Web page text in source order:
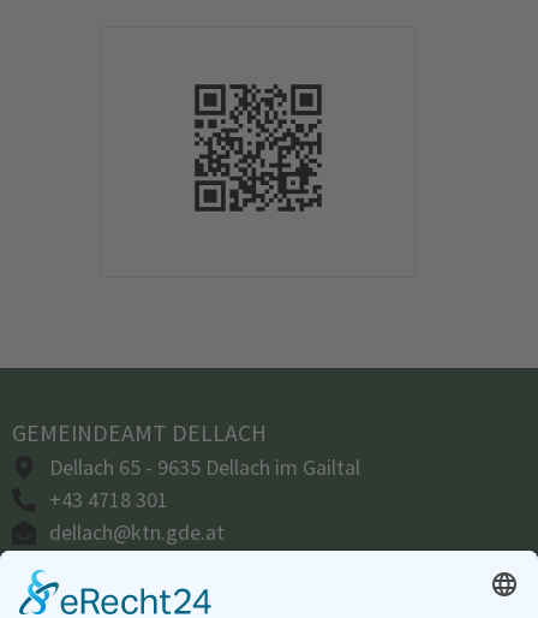
GEMEINDEAMT DELLACH
Dellach 65 - 9635 Dellach im Gailtal
+43 4718 301
dellach@ktn.gde.at
ÖFFNUNGSZEITEN